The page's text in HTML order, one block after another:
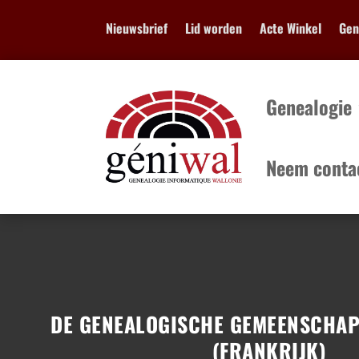
Nieuwsbrief Lid worden Acte Winkel
Genealogie
Neem
DE GENEALOGISCHE
(FRANKRIJK)